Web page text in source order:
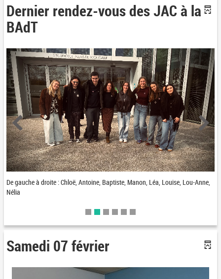
Dernier rendez-vous des JAC à la
BAdT
De gauche à droite : Chloë, Antoine, Baptiste, Manon, Léa, Louise, Lou-Anne,
Nélia
Samedi 07 février